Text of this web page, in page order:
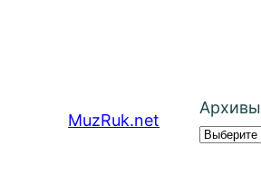
MuzRuk.net
Архивы